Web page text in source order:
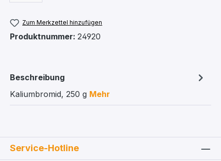
Zum Merkzettel hinzufügen
Produktnummer: 24920
Beschreibung
Kaliumbromid, 250 g Mehr
Service-Hotline